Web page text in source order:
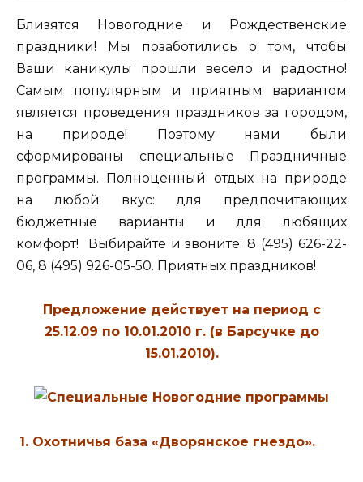
Близятся Новогодние и Рождественские
праздники! Мы позаботились о том, чтобы
Ваши каникулы прошли весело и радостно!
Самым популярным и приятным вариантом
является проведения праздников за городом,
на природе! Поэтому нами были
сформированы специальные Праздничные
программы. Полноценный отдых на природе
на любой вкус: для предпочитающих
бюджетные варианты и для любящих
комфорт! Выбирайте и звоните: 8 (495) 626-22-
06, 8 (495) 926-05-50. Приятных праздников!
Предложение действует на период с
25.12.09 по 10.01.2010 г. (в Барсучке до
15.01.2010).
1. Охотничья база «Дворянское гнездо».